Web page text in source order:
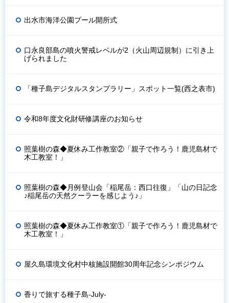
出水市海洋公園プール開所式
口永良部島の噴火警戒レベルが2（火山周辺規制）に引き上
げられました
「種子島デジタルスタンプラリー」スポット一覧(西之表市)
令和8年度文化財研修講座のお知らせ
照葉樹の森◆夏休み工作教室②「親子で作ろう！鹿児島材で
木工教室！」
照葉樹の森◆月例登山会「稲尾岳：西口往復」「山の日記念
♪稲尾岳の天然クーラーを感じよう♪」
照葉樹の森◆夏休み工作教室①「親子で作ろう！鹿児島材で
木工教室！」
屋久島環境文化村中核施設開館30周年記念シンポジウム
香りで旅する種子島-July-